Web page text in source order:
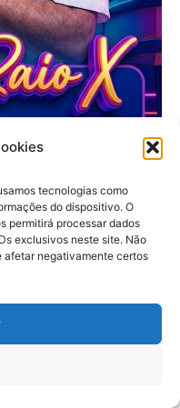
tecnologias como
do dispositivo. O
permitirá processar dados
exclusivos neste site. Não
afetar negativamente certos